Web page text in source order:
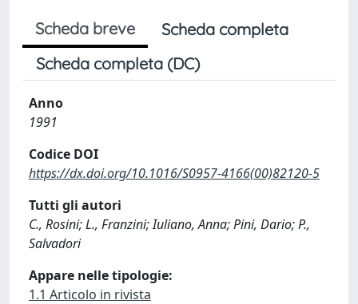
Scheda breve
Scheda completa
Scheda completa (DC)
Anno
1991
Codice DOI
https://dx.doi.org/10.1016/S0957-4166(00)82120-5
Tutti gli autori
C., Rosini; L., Franzini; Iuliano, Anna; Pini, Dario; P.,
Salvadori
Appare nelle tipologie:
1.1 Articolo in rivista